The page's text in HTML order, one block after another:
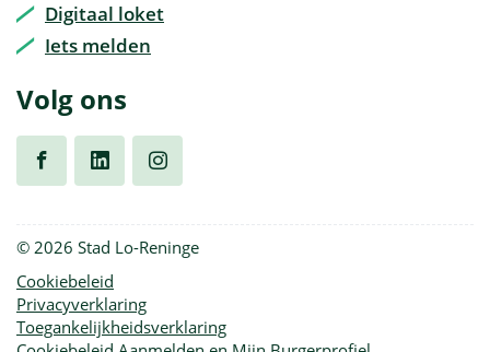
Digitaal loket
Iets melden
Volg ons
ons
op
ons
op
ons
op
© 2026 Stad Lo-Reninge
Cookiebeleid
Privacyverklaring
Toegankelijkheidsverklaring